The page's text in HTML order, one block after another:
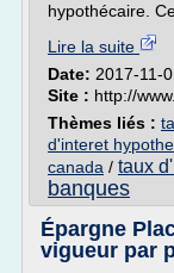
hypothécaire.
Lire la suite
Date: 2017-11-
Site : http://
Thèmes liés :
d'interet
canada / taux
banques
Épargne
vigueur par